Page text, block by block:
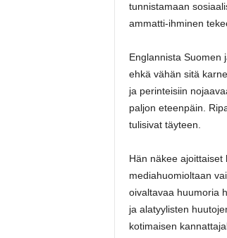
tunnistamaan
ammatti-ihminen
Englannista Suomen
ehkä vähän sitä
ja perinteisiin
paljon eteenpäin.
tulisivat täyteen.
Hän näkee ajoittaiset
mediahuomioltaan
oivaltavaa huumoria
ja alatyylisten
kotimaisen